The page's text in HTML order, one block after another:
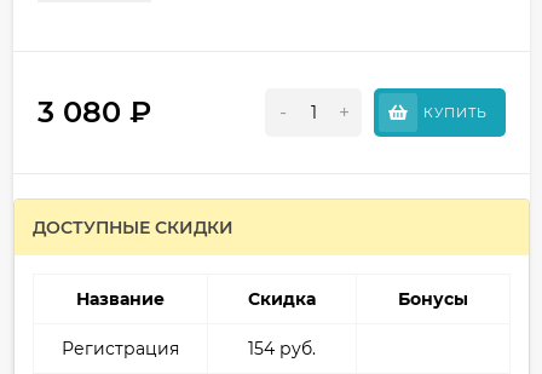
3 080 ₽ - + КУПИТЬ
ДОСТУПНЫЕ СКИДКИ
Название Скидка Бонусы
Регистрация 154 руб.